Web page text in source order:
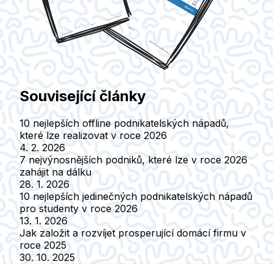
Související články
10 nejlepších offline podnikatelských nápadů,
které lze realizovat v roce 2026
4. 2. 2026
7 nejvýnosnějších podniků, které lze v roce 2026
zahájit na dálku
28. 1. 2026
10 nejlepších jedinečných podnikatelských nápadů
pro studenty v roce 2026
13. 1. 2026
Jak založit a rozvíjet prosperující domácí firmu v
roce 2025
30. 10. 2025